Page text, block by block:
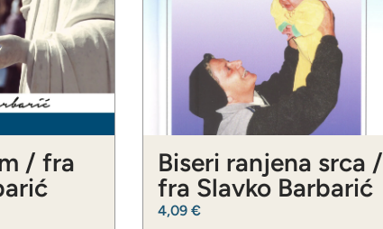
/ fra
Biseri ranjena srca /
fra Slavko Barbarić
4,09 €